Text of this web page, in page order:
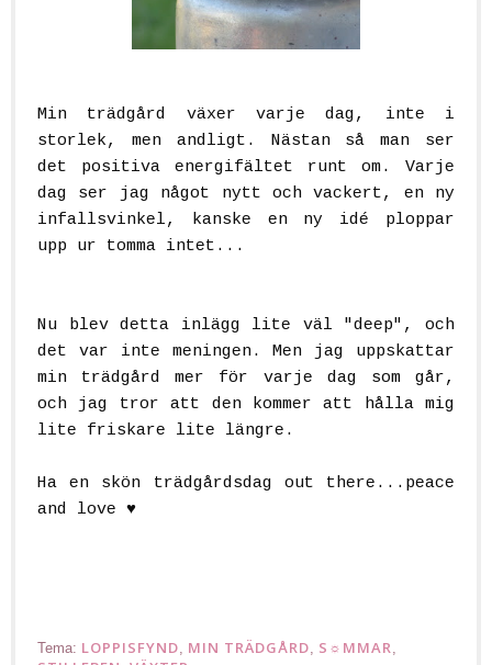
Min trädgård växer varje dag, inte i
storlek, men andligt. Nästan så man ser
det positiva energifältet runt om. Varje
dag ser jag något nytt och vackert, en ny
infallsvinkel, kanske en ny idé ploppar
upp ur tomma intet...
Nu blev detta inlägg lite väl "deep", och
det var inte meningen. Men jag uppskattar
min trädgård mer för varje dag som går,
och jag tror att den kommer att hålla mig
lite friskare lite längre.
Ha en skön trädgårdsdag out there...peace
and love ♥
Tema: LOPPISFYND MIN TRÄDGÅRD S☼MMAR